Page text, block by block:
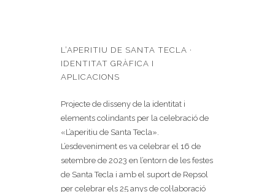
L’APERITIU DE SANTA TECLA ·
IDENTITAT GRÀFICA I
APLICACIONS
Projecte de disseny de la identitat i
elements colindants per la celebració de
«L’aperitiu de Santa Tecla».
L’esdeveniment es va celebrar el 16 de
setembre de 2023 en l’entorn de les festes
de Santa Tecla i amb el suport de Repsol
per celebrar els 25 anys de col·laboració